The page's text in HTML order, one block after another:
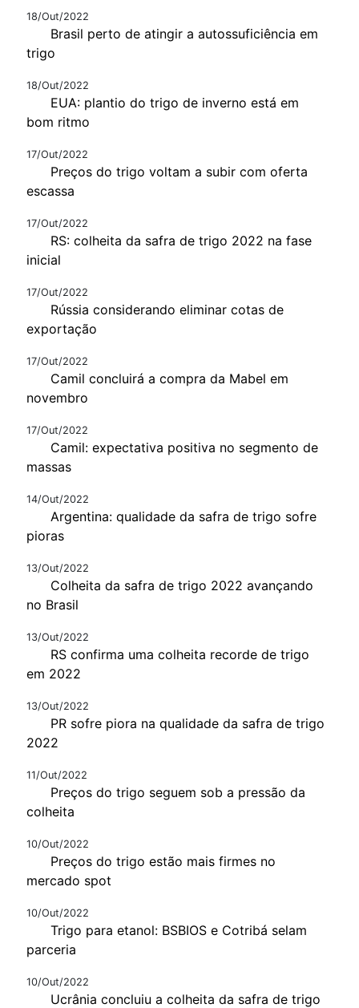
18/Out/2022
Brasil perto de atingir a autossuficiência em
trigo
18/Out/2022
EUA: plantio do trigo de inverno está em
bom ritmo
17/Out/2022
Preços do trigo voltam a subir com oferta
escassa
17/Out/2022
RS: colheita da safra de trigo 2022 na fase
inicial
17/Out/2022
Rússia considerando eliminar cotas de
exportação
17/Out/2022
Camil concluirá a compra da Mabel em
novembro
17/Out/2022
Camil: expectativa positiva no segmento de
massas
14/Out/2022
Argentina: qualidade da safra de trigo sofre
pioras
13/Out/2022
Colheita da safra de trigo 2022 avançando
no Brasil
13/Out/2022
RS confirma uma colheita recorde de trigo
em 2022
13/Out/2022
PR sofre piora na qualidade da safra de trigo
2022
11/Out/2022
Preços do trigo seguem sob a pressão da
colheita
10/Out/2022
Preços do trigo estão mais firmes no
mercado spot
10/Out/2022
Trigo para etanol: BSBIOS e Cotribá selam
parceria
10/Out/2022
Ucrânia concluiu a colheita da safra de trigo